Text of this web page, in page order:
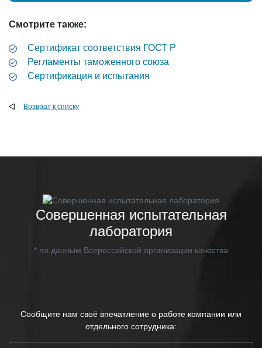
Смотрите также:
Cертификат соответствия ГОСТ Р
Регламенты таможенного союза
Сертификация и испытания
Возврат к списку
Совершенная испытательная
лаборатория
* по данным Всероссийской организации качества
Сообщите нам своё впечатление о работе компании или
отдельного сотрудника: